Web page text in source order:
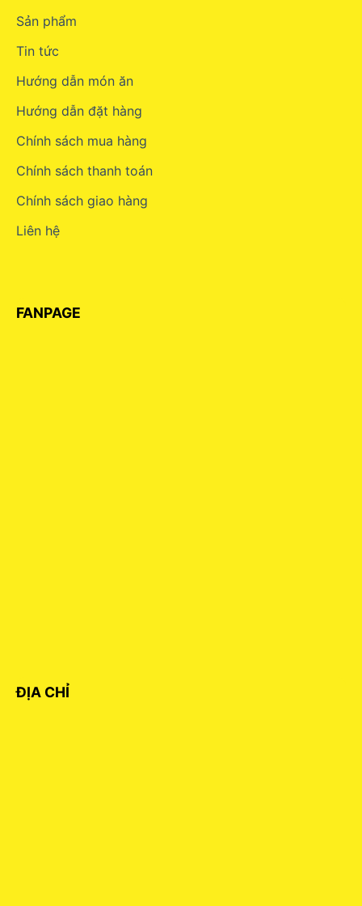
Sản phẩm
Tin tức
Hướng dẫn món ăn
Hướng dẫn đặt hàng
Chính sách mua hàng
Chính sách thanh toán
Chính sách giao hàng
Liên hệ
FANPAGE
ĐỊA CHỈ